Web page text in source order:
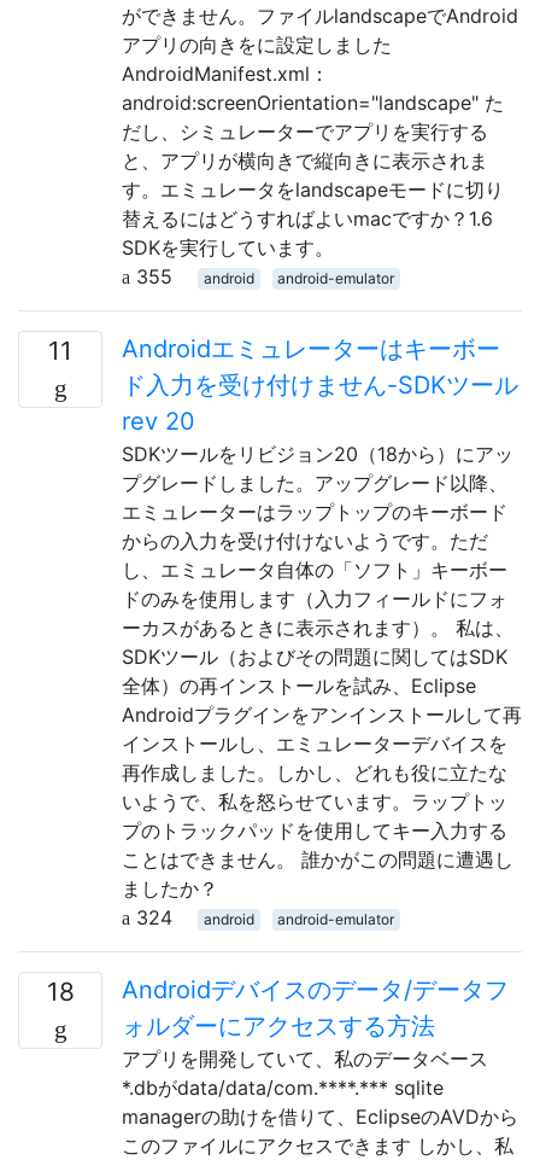
ができません。ファイルlandscapeでAndroid
アプリの向きをに設定しました
AndroidManifest.xml：
android:screenOrientation="landscape" た
だし、シミュレーターでアプリを実行する
と、アプリが横向きで縦向きに表示されま
す。エミュレータをlandscapeモードに切り
替えるにはどうすればよいmacですか？1.6
SDKを実行しています。
355
android android-emulator
11
Androidエミュレーターはキーボー
ド入力を受け付けません-SDKツール
rev 20
SDKツールをリビジョン20（18から）にアッ
プグレードしました。アップグレード以降、
エミュレーターはラップトップのキーボード
からの入力を受け付けないようです。ただ
し、エミュレータ自体の「ソフト」キーボー
ドのみを使用します（入力フィールドにフォ
ーカスがあるときに表示されます）。 私は、
SDKツール（およびその問題に関してはSDK
全体）の再インストールを試み、Eclipse
Androidプラグインをアンインストールして再
インストールし、エミュレーターデバイスを
再作成しました。しかし、どれも役に立たな
いようで、私を怒らせています。ラップトッ
プのトラックパッドを使用してキー入力する
ことはできません。 誰かがこの問題に遭遇し
ましたか？
324
android android-emulator
18
Androidデバイスのデータ/データフ
ォルダーにアクセスする方法
アプリを開発していて、私のデータベース
*.dbがdata/data/com.****.*** sqlite
managerの助けを借りて、EclipseのAVDから
このファイルにアクセスできます しかし、私